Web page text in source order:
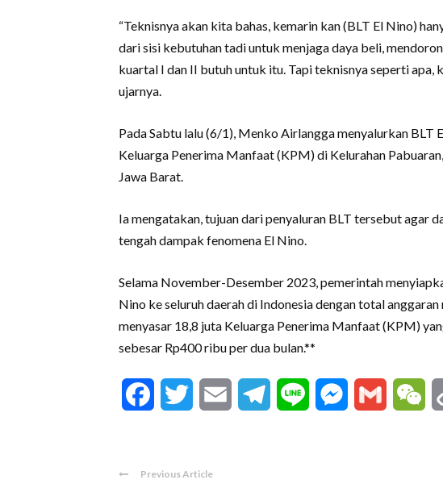
“Teknisnya akan kita bahas, kemarin kan (BLT El Nino)
dari sisi kebutuhan tadi untuk menjaga daya beli,
kuartal I dan II butuh untuk itu. Tapi teknisnya seperti apa,
ujarnya.
Pada Sabtu lalu (6/1), Menko Airlangga menyalurkan BLT
Keluarga Penerima Manfaat (KPM) di Kelurahan
Jawa Barat.
Ia mengatakan, tujuan dari penyaluran BLT tersebut agar
tengah dampak fenomena El Nino.
Selama November-Desember 2023, pemerintah
Nino ke seluruh daerah di Indonesia dengan total
menyasar 18,8 juta Keluarga Penerima Manfaat (KPM)
sebesar Rp400 ribu per dua bulan.**
FacebookTwitter Email Telegram
Line Messenger
Gmail
Previous Article